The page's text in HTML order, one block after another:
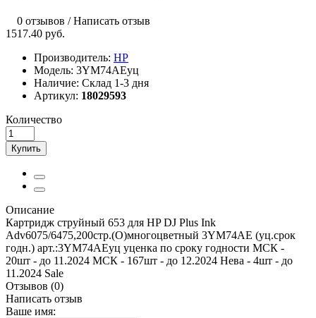
0 отзывов /Написать отзыв
1517.40 руб.
Производитель: HP
Модель: 3YM74AEуц
Наличие: Склад 1-3 дня
Артикул: 18029593
Количество
Купить
Описание
Картридж струйный 653 для HP DJ Plus Ink
Adv6075/6475,200стр.(O)многоцветный 3YM74AE (уц.срок
годн.) арт.:3YM74AEуц уценка по сроку годности МСК -
20шт - до 11.2024 МСК - 167шт - до 12.2024 Нева - 4шт - до
11.2024 Sale
Отзывов (0)
Написать отзыв
Ваше имя: